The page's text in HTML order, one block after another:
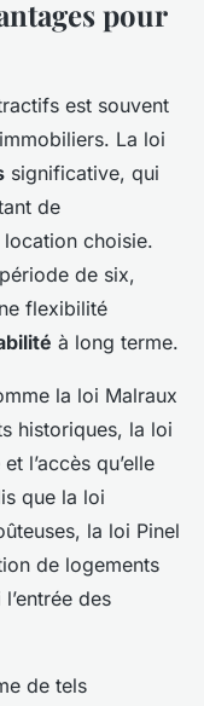
pour
est souvent
La loi
significative, qui
de
location choisie.
de six,
flexibilité
à long terme.
la loi Malraux
historiques, la loi
l’accès qu’elle
que la loi
la loi Pinel
de logements
des
de tels